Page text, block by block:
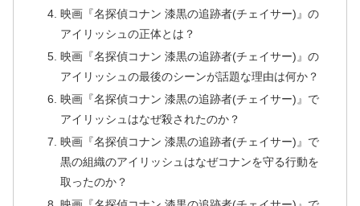
映画『名探偵コナン 漆黒の追跡者(チェイサー)』の
アイリッシュの正体とは？
映画『名探偵コナン 漆黒の追跡者(チェイサー)』の
アイリッシュの最後のシーンが話題な理由は何か？
映画『名探偵コナン 漆黒の追跡者(チェイサー)』で
アイリッシュはなぜ殺されたのか？
映画『名探偵コナン 漆黒の追跡者(チェイサー)』で
黒の組織のアイリッシュはなぜコナンを守る行動を
取ったのか？